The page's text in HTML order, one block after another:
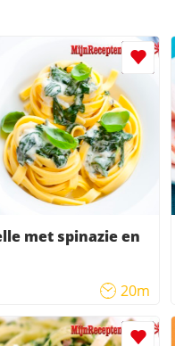
met spinazie en
20m